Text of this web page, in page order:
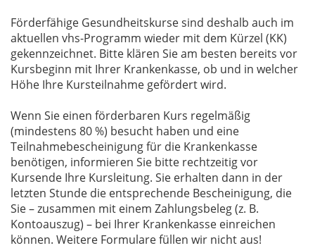
Förderfähige Gesundheitskurse sind deshalb auch im
aktuellen vhs-Programm wieder mit dem Kürzel (KK)
gekennzeichnet. Bitte klären Sie am besten bereits vor
Kursbeginn mit Ihrer Krankenkasse, ob und in welcher
Höhe Ihre Kursteilnahme gefördert wird.
Wenn Sie einen förderbaren Kurs regelmäßig
(mindestens 80 %) besucht haben und eine
Teilnahmebescheinigung für die Krankenkasse
benötigen, informieren Sie bitte rechtzeitig vor
Kursende Ihre Kursleitung. Sie erhalten dann in der
letzten Stunde die entsprechende Bescheinigung, die
Sie – zusammen mit einem Zahlungsbeleg (z. B.
Kontoauszug) – bei Ihrer Krankenkasse einreichen
können. Weitere Formulare füllen wir nicht aus!